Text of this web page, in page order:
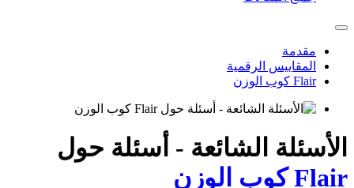
الرقمية
الشائعة - أسئلة حول